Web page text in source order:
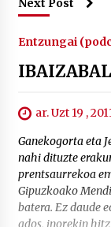
Next Post
Entzungai
ar. Uzt 19 ,
Ganekogorta eta
nahi dituzte
prentsaurrekoa
Gipuzkoako
batera. Ez daude
ados, inorekin